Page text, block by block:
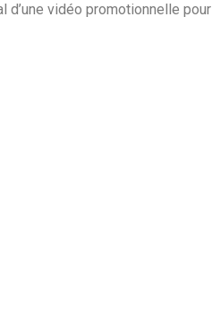
d’une vidéo promotionnelle pour